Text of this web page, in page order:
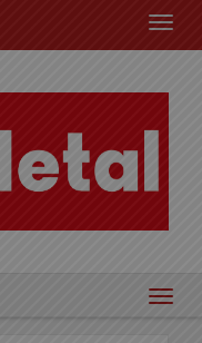
menu
menu